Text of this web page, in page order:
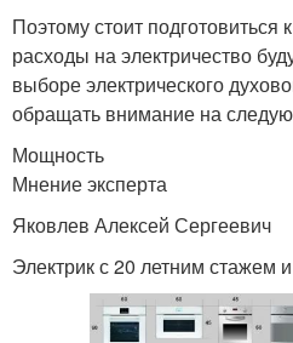
Поэтому стоит
расходы на электричество
выборе электрического
обращать внимание на
Мощность
Мнение эксперта
Яковлев Алексей Сергеевич
Электрик с 20 летним стажем